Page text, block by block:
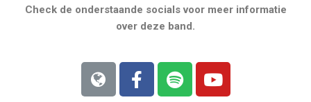
Check de onderstaande socials voor meer informatie
over deze band.